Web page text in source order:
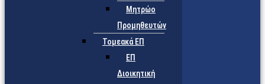
Μητρώο
Προμηθευτών
Τομεακά ΕΠ
ΕΠ
Διοικητική